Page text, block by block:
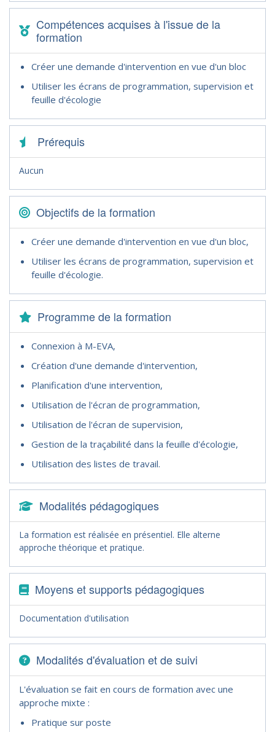
Compétences acquises à l'issue de la
formation
Créer une demande d'intervention en vue d'un bloc
Utiliser les écrans de programmation, supervision et
feuille d'écologie
Prérequis
Aucun
Objectifs de la formation
Créer une demande d'intervention en vue d'un bloc,
Utiliser les écrans de programmation, supervision et
feuille d'écologie.
Programme de la formation
Connexion à M-EVA,
Création d'une demande d'intervention,
Planification d'une intervention,
Utilisation de l'écran de programmation,
Utilisation de l'écran de supervision,
Gestion de la traçabilité dans la feuille d'écologie,
Utilisation des listes de travail.
Modalités pédagogiques
La formation est réalisée en présentiel. Elle alterne
approche théorique et pratique.
Moyens et supports pédagogiques
Documentation d'utilisation
Modalités d'évaluation et de suivi
L'évaluation se fait en cours de formation avec une
approche mixte :
Pratique sur poste